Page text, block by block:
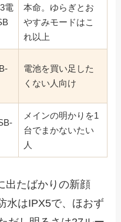
電
本命。ゆらぎとお
やすみモードはこ
れ以上
電池を買い足した
くない人向け
メインの明かりを1
台でまかないたい
人
出たばかりの新顔
水はIPX5で、ほおず